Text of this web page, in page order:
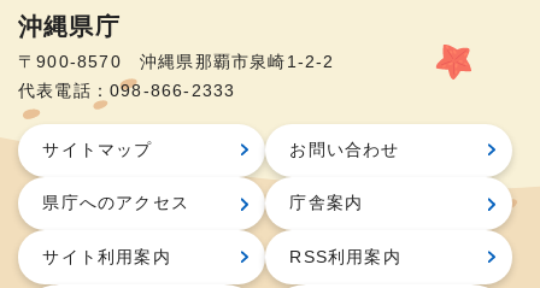
沖縄県庁
〒900-8570 沖縄県那覇市泉崎1-2-2
代表電話：098-866-2333
サイトマップ お問い合わせ
県庁へのアクセス 庁舎案内
サイト利用案内 RSS利用案内